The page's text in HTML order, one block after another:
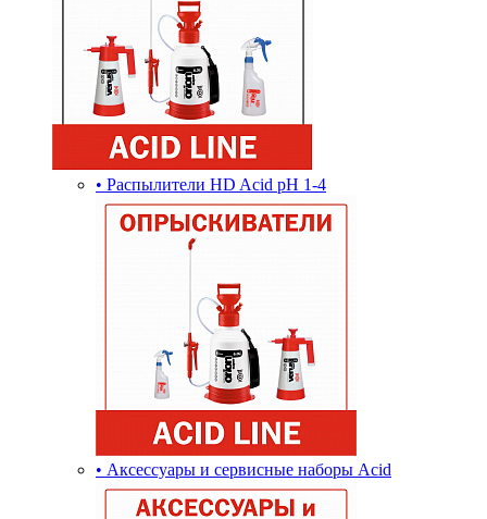
• Распылители HD Acid pH 1-4
• Аксессуары и сервисные наборы Acid